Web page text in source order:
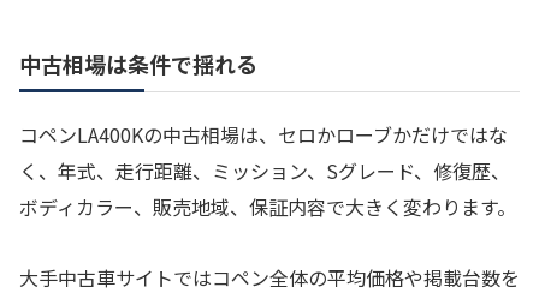
中古相場は条件で揺れる
コペンLA400Kの中古相場は、セロかローブかだけではな
く、年式、走行距離、ミッション、Sグレード、修復歴、
ボディカラー、販売地域、保証内容で大きく変わります。
大手中古車サイトではコペン全体の平均価格や掲載台数を